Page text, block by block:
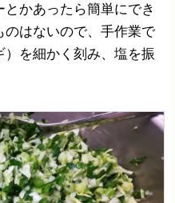
かあったら簡単にでき
はないので、手作業で
を細かく刻み、塩を振